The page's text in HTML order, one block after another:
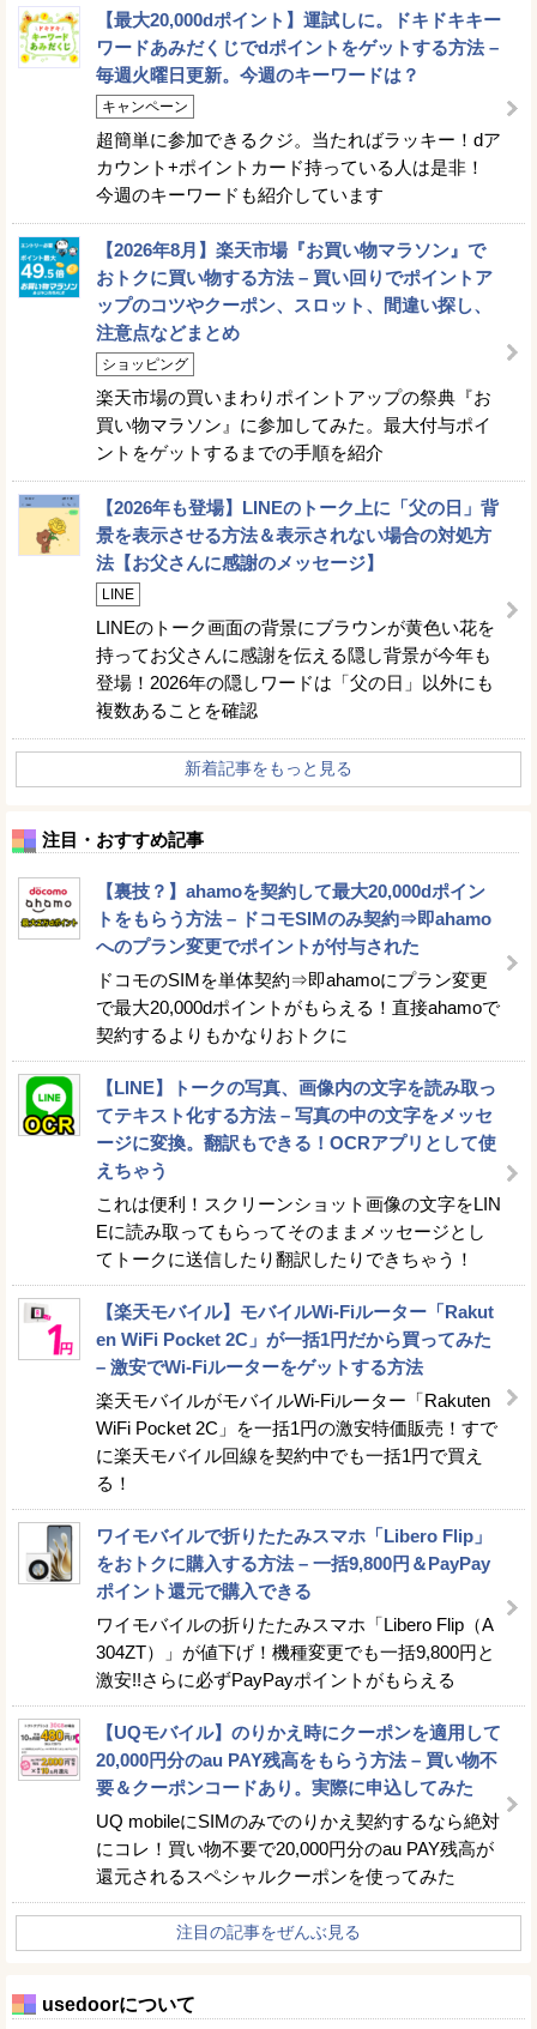
【最大20,000dポイント】運試しに。ドキドキキー
ワードあみだくじでdポイントをゲットする方法 –
毎週火曜日更新。今週のキーワードは？
キャンペーン
超簡単に参加できるクジ。当たればラッキー！dア
カウント+ポイントカード持っている人は是非！
今週のキーワードも紹介しています
【2026年8月】楽天市場『お買い物マラソン』で
おトクに買い物する方法 – 買い回りでポイントア
ップのコツやクーポン、スロット、間違い探し、
注意点などまとめ
ショッピング
楽天市場の買いまわりポイントアップの祭典『お
買い物マラソン』に参加してみた。最大付与ポイ
ントをゲットするまでの手順を紹介
【2026年も登場】LINEのトーク上に「父の日」背
景を表示させる方法＆表示されない場合の対処方
法【お父さんに感謝のメッセージ】
LINE
LINEのトーク画面の背景にブラウンが黄色い花を
持ってお父さんに感謝を伝える隠し背景が今年も
登場！2026年の隠しワードは「父の日」以外にも
複数あることを確認
新着記事をもっと見る
注目・おすすめ記事
【裏技？】ahamoを契約して最大20,000dポイン
トをもらう方法 – ドコモSIMのみ契約⇒即ahamo
へのプラン変更でポイントが付与された
ドコモのSIMを単体契約⇒即ahamoにプラン変更
で最大20,000dポイントがもらえる！直接ahamoで
契約するよりもかなりおトクに
【LINE】トークの写真、画像内の文字を読み取っ
てテキスト化する方法 – 写真の中の文字をメッセ
ージに変換。翻訳もできる！OCRアプリとして使
えちゃう
これは便利！スクリーンショット画像の文字をLIN
Eに読み取ってもらってそのままメッセージとし
てトークに送信したり翻訳したりできちゃう！
【楽天モバイル】モバイルWi-Fiルーター「Rakut
en WiFi Pocket 2C」が一括1円だから買ってみた
– 激安でWi-Fiルーターをゲットする方法
楽天モバイルがモバイルWi-Fiルーター「Rakuten
WiFi Pocket 2C」を一括1円の激安特価販売！すで
に楽天モバイル回線を契約中でも一括1円で買え
る！
ワイモバイルで折りたたみスマホ「Libero Flip」
をおトクに購入する方法 – 一括9,800円＆PayPay
ポイント還元で購入できる
ワイモバイルの折りたたみスマホ「Libero Flip（A
304ZT）」が値下げ！機種変更でも一括9,800円と
激安!!さらに必ずPayPayポイントがもらえる
【UQモバイル】のりかえ時にクーポンを適用して
20,000円分のau PAY残高をもらう方法 – 買い物不
要＆クーポンコードあり。実際に申込してみた
UQ mobileにSIMのみでのりかえ契約するなら絶対
にコレ！買い物不要で20,000円分のau PAY残高が
還元されるスペシャルクーポンを使ってみた
注目の記事をぜんぶ見る
usedoorについて